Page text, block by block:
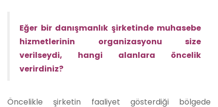
Eğer bir danışmanlık şirketinde muhasebe
hizmetlerinin organizasyonu size
verilseydi, hangi alanlara öncelik
verirdiniz?
Öncelikle şirketin faaliyet gösterdiği bölgede